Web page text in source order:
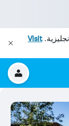
Visit